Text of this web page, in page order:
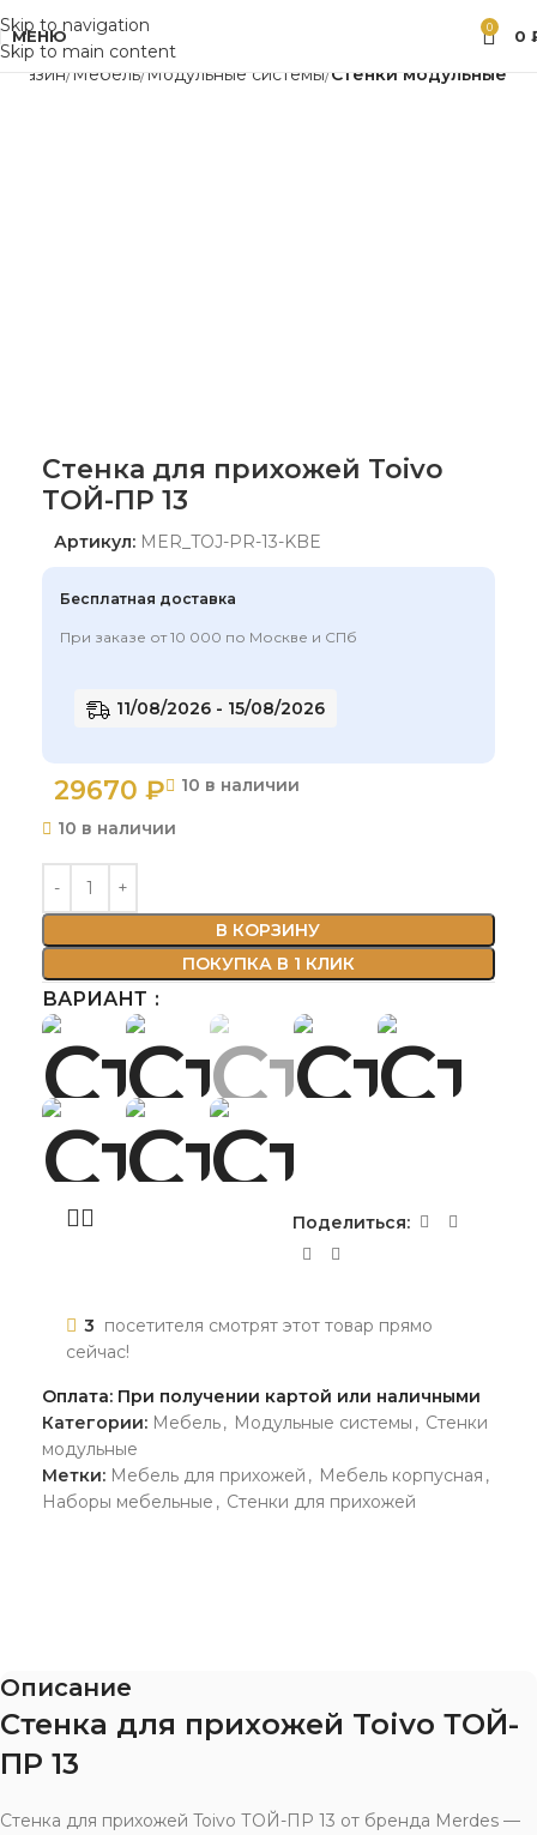
Skip to navigation
Skip to main content
МЕНЮ 0 0
Мебель Модульные системы Стенки модульные
Стенка для прихожей Toivo
ТОЙ-ПР 13
Артикул: MER_TOJ-PR-13-KBE
Бесплатная доставка
При заказе от 10 000 по Москве и СПб
11/08/2026 - 15/08/2026
29670 ₽
10 в наличии
10 в наличии
В КОРЗИНУ
ПОКУПКА В 1 КЛИК
ВАРИАНТ
Поделиться:
3 посетителя смотрят этот товар прямо
сейчас!
Оплата: При получении картой или наличными
Категории: Мебель, Модульные системы , Стенки
модульные
Метки: Мебель для прихожей , Мебель корпусная ,
Наборы мебельные , Стенки для прихожей
Описание
Стенка для прихожей Toivo ТОЙ-
ПР 13
Стенка для прихожей Toivo ТОЙ-ПР 13 от бренда Merdes —